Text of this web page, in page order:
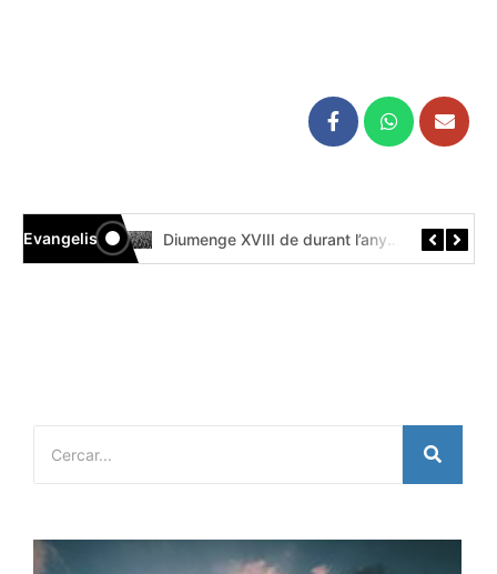
Evangelis Diumenge XIX de durant l’any // Mt 14,22-33 Còdex Beza Diumenge XVIII de durant l’any // Mt 14,13-21 Códice Beza